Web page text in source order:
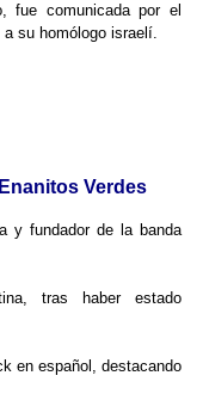
fue comunicada por el
su homólogo israelí.
Verdes
y fundador de la banda
tras haber estado
en español, destacando